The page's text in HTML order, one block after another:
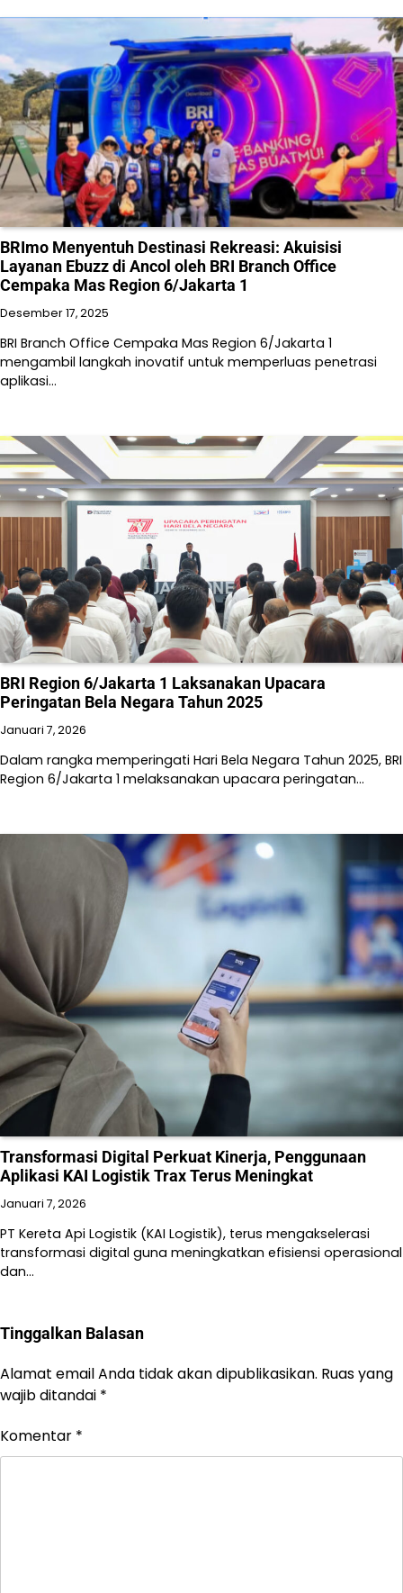
BRImo Menyentuh Destinasi Rekreasi: Akuisisi
Layanan Ebuzz di Ancol oleh BRI Branch Office
Cempaka Mas Region 6/Jakarta 1
Desember 17, 2025
BRI Branch Office Cempaka Mas Region 6/Jakarta 1
mengambil langkah inovatif untuk memperluas penetrasi
aplikasi…
BRI Region 6/Jakarta 1 Laksanakan Upacara
Peringatan Bela Negara Tahun 2025
Januari 7, 2026
Dalam rangka memperingati Hari Bela Negara Tahun 2025, BRI
Region 6/Jakarta 1 melaksanakan upacara peringatan…
Transformasi Digital Perkuat Kinerja, Penggunaan
Aplikasi KAI Logistik Trax Terus Meningkat
Januari 7, 2026
PT Kereta Api Logistik (KAI Logistik), terus mengakselerasi
transformasi digital guna meningkatkan efisiensi operasional
dan…
Tinggalkan Balasan
Alamat email Anda tidak akan dipublikasikan. Ruas yang
wajib ditandai *
Komentar *